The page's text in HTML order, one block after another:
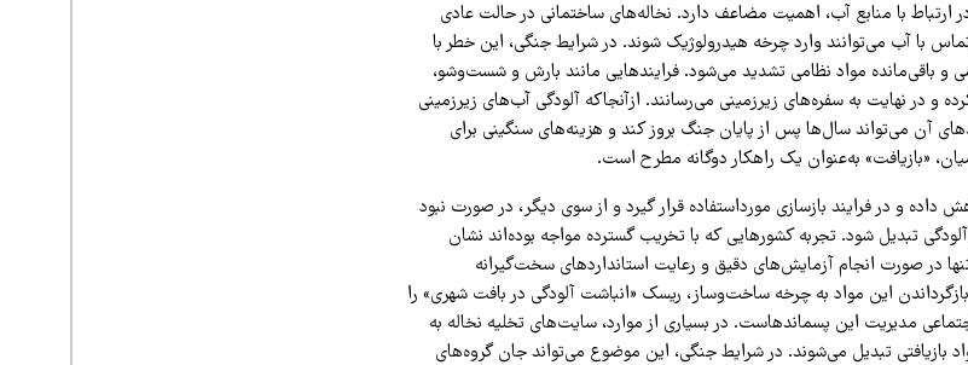
ارتباط با منابع آب، اهمیت مضاعف دارد. نخاله‌های ساختمانی در حالت عادی
با آب می‌توانند وارد چرخه هیدرولوژیک شوند. در شرایط جنگی، این خطر با
و باقی‌مانده مواد نظامی تشدید می‌شود. فرایندهایی مانند بارش و شست‌وشو،
و در نهایت به سفره‌های زیرزمینی می‌رسانند. ازآنجاکه آلودگی آب‌های زیرزمینی
آن می‌تواند سال‌ها پس از پایان جنگ بروز کند و هزینه‌های سنگینی برای
«بازیافت» به‌عنوان یک راهکار دوگانه مطرح است.
و در فرایند بازسازی مورداستفاده قرار گیرد و از سوی دیگر، در صورت نبود
تبدیل شود. تجربه کشورهایی که با تخریب گسترده مواجه بوده‌اند نشان
در صورت انجام آزمایش‌های دقیق و رعایت استانداردهای سخت‌گیرانه
این مواد به چرخه ساخت‌وساز، ریسک «انباشت آلودگی در بافت شهری» را
مدیریت این پسماندهاست. در بسیاری از موارد، سایت‌های تخلیه نخاله به
بازیافتی تبدیل می‌شوند. در شرایط جنگی، این موضوع می‌تواند جان گروه‌های